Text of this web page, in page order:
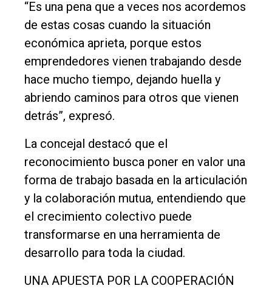
“Es una pena que a veces nos acordemos
de estas cosas cuando la situación
económica aprieta, porque estos
emprendedores vienen trabajando desde
hace mucho tiempo, dejando huella y
abriendo caminos para otros que vienen
detrás”, expresó.
La concejal destacó que el
reconocimiento busca poner en valor una
forma de trabajo basada en la articulación
y la colaboración mutua, entendiendo que
el crecimiento colectivo puede
transformarse en una herramienta de
desarrollo para toda la ciudad.
UNA APUESTA POR LA COOPERACIÓN